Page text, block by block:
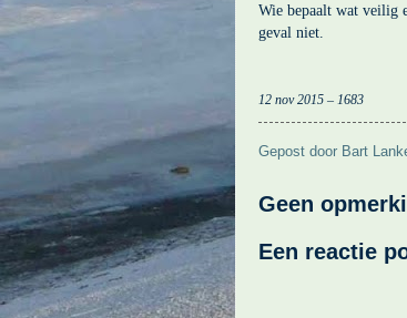
Wie bepaalt wat veilig
geval niet.
12 nov 2015 – 1683
Gepost door Bart
Geen
Een reactie